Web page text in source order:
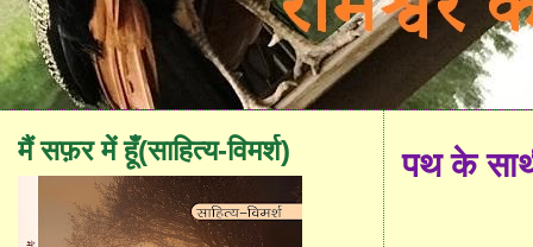
पथ के
मैं सफ़र में हूँ(साहित्य-विमर्श)